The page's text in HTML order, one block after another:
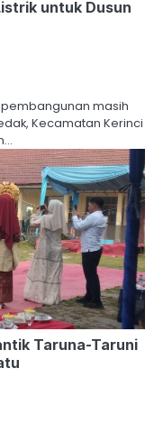
untuk Dusun
masih
Kecamatan Kerinci
Taruna-Taruni